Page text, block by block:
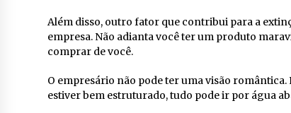
Além disso, outro fator que contribui para a
empresa. Não adianta você ter um produto
comprar de você.
O empresário não pode ter uma visão
estiver bem estruturado, tudo pode ir por água